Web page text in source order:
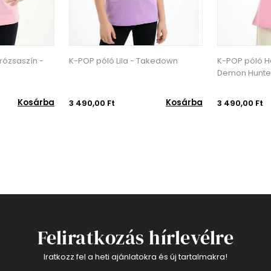
Kosárba
K-POP póló Halványrózsaszín -
3 490,00 Ft Kosárba
K-POP póló
3 490,00 Ft
Feliratkozás hírlevélre
Iratkozz fel a heti ajánlatokra és új tartalmakra!